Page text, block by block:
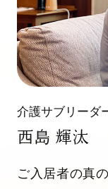
介護サブリーダ
西島 輝汰
ご入居者の真